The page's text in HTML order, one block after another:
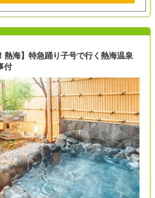
熱海】特急踊り子号で行く熱海温泉
付